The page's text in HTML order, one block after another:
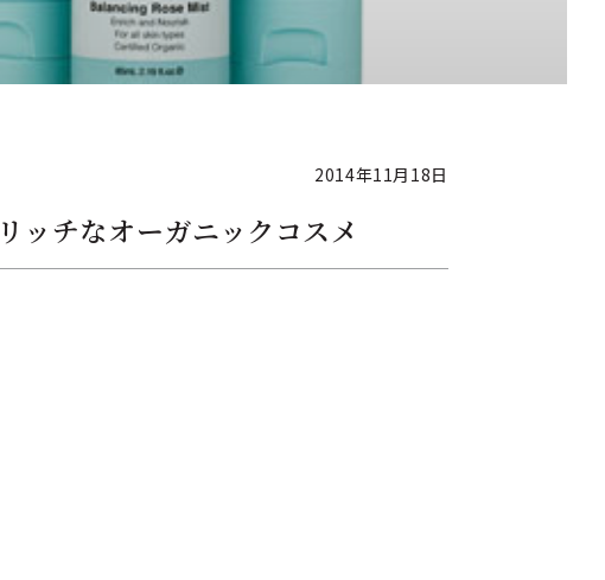
2014年11月18日
チなオーガニックコスメ